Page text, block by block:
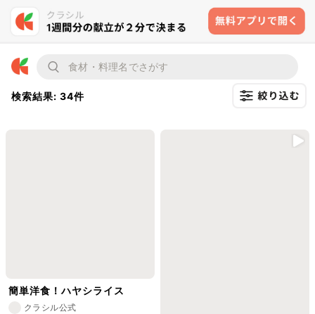
検索結果: 34件
簡単洋食！ハヤシライス
クラシル公式